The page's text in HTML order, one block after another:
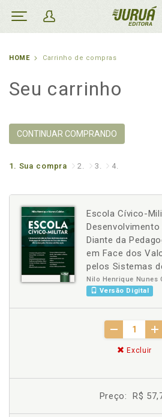
HOME Carrinho de compras
Seu carrinho
CONTINUAR COMPRANDO
1. Sua compra 2. 3. 4.
Escola Cívico-
Diante da
em Face dos
pelos Sistemas
Nilo Henrique Nunes
Versão Digital
Excluir
Preço: R$